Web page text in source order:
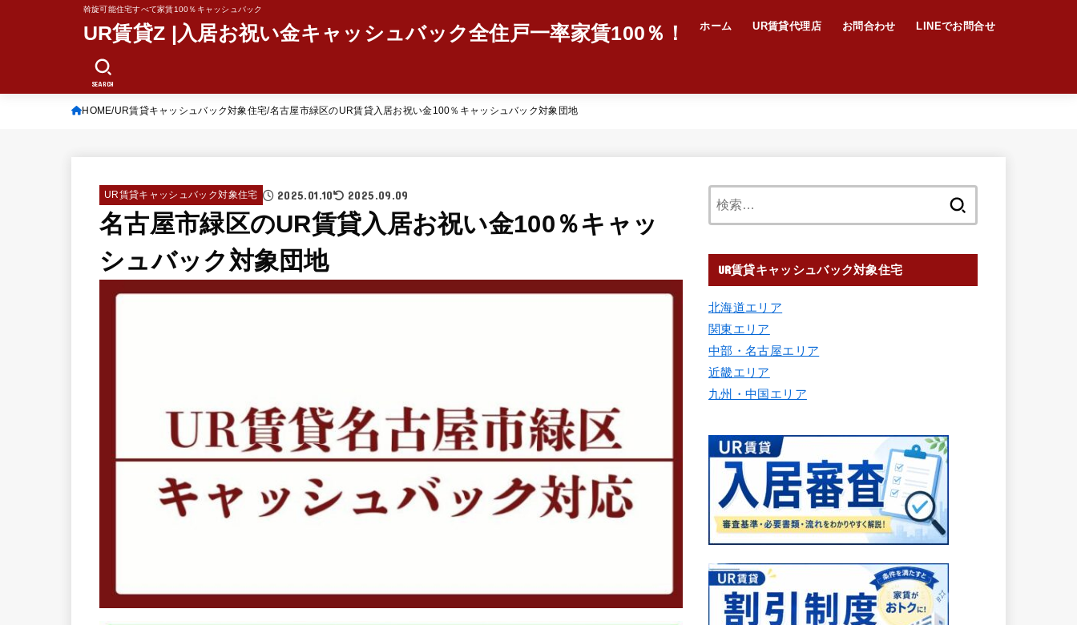
斡旋可能住宅すべて家賃100％キャッシュバック
UR賃貸Z |入居お祝い金キャッシュバック全住戸一率家賃100％！ ホーム UR賃貸代理店 お問合わせ LINEでお問合せ
SEARCH
HOME UR賃貸キャッシュバック対象住宅 名古屋市緑区のUR賃貸入居お祝い金100％キャッシュバック対象団地
UR賃貸キャッシュバック対象住宅 2025.01.10 2025.09.09
名古屋市緑区のUR賃貸入居お祝い金100％キャッ
シュバック対象団地
UR賃貸キャッシュバック対象住宅
北海道エリア
関東エリア
中部・名古屋エリア
近畿エリア
九州・中国エリア